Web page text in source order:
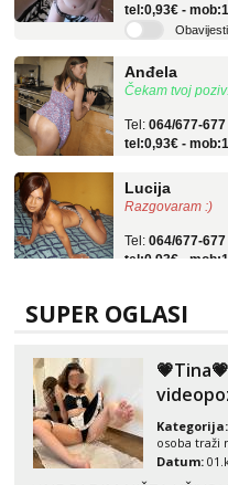
Čekam tvoj poziv!
tel:0,93€ -
Razgovaram :)
tel:0,93€ -
Razgovaram :)
tel:0,93€ -
Vanesa
Razgovaram :)
SUPER OGLASI
Kategorija:
osoba traži
Datum: